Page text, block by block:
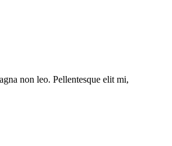
non leo. Pellentesque elit mi,